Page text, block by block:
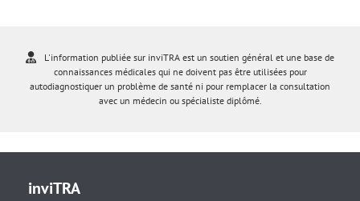
L'information publiée sur inviTRA est un soutien général et une base de
connaissances médicales qui ne doivent pas être utilisées pour
autodiagnostiquer un problème de santé ni pour remplacer la consultation
avec un médecin ou spécialiste diplômé.
inviTRA